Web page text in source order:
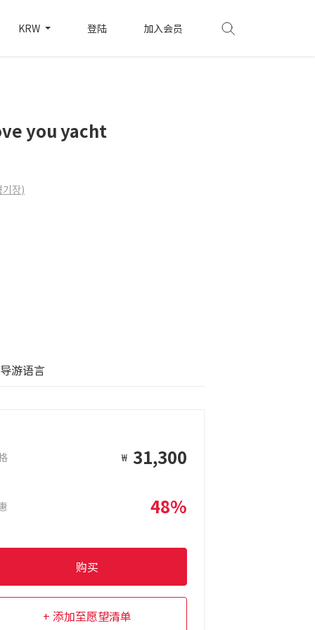
KRW 登陆 加入会员
you yacht
장)
导游语言
₩ 31,300
48%
购买
添加至愿望清单